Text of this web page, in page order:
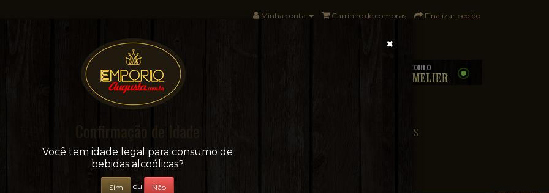
Minha conta Carrinho de compras Finalizar pedido
Sua conveniência e adega on-line!
+ BEBIDAS PAÍSES
×
Confirmação de Idade
Você tem idade legal para consumo de
bebidas alcoólicas?
Sim ou Não